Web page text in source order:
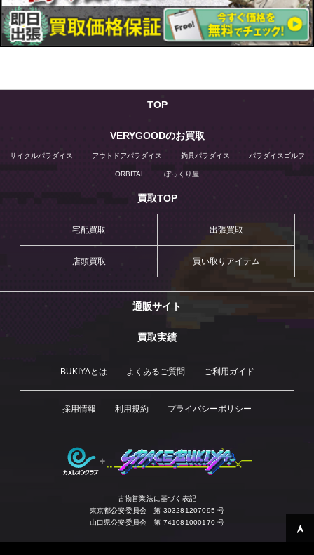
TOP
VERYGOODのお買取
サイクルパラダイス アウトドアパラダイス 釣具パラダイス パラダイスゴルフ
ORBITAL ぼっくり屋
買取TOP
宅配買取 出張買取
店頭買取 買い取りアイテム
通販サイト
買取実績
BUKIYAとは よくあるご質問 ご利用ガイド
採用情報 利用規約 プライバシーポリシー
古物営業法に基づく表記
東京都公安委員会 第 303281207095 号
山口県公安委員会 第 741081000170 号